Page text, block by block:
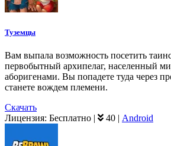
Туземцы
Вам выпала возможность посетить
первобытный архипелаг, населенный
аборигенами. Вы попадете туда через
станете вождем племени.
Скачать
Лицензия: Бесплатно | 40 | Android